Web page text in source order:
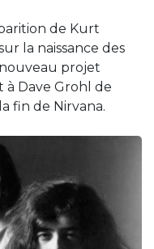
de Kurt
la naissance des
projet
à Dave Grohl de
fin de Nirvana.